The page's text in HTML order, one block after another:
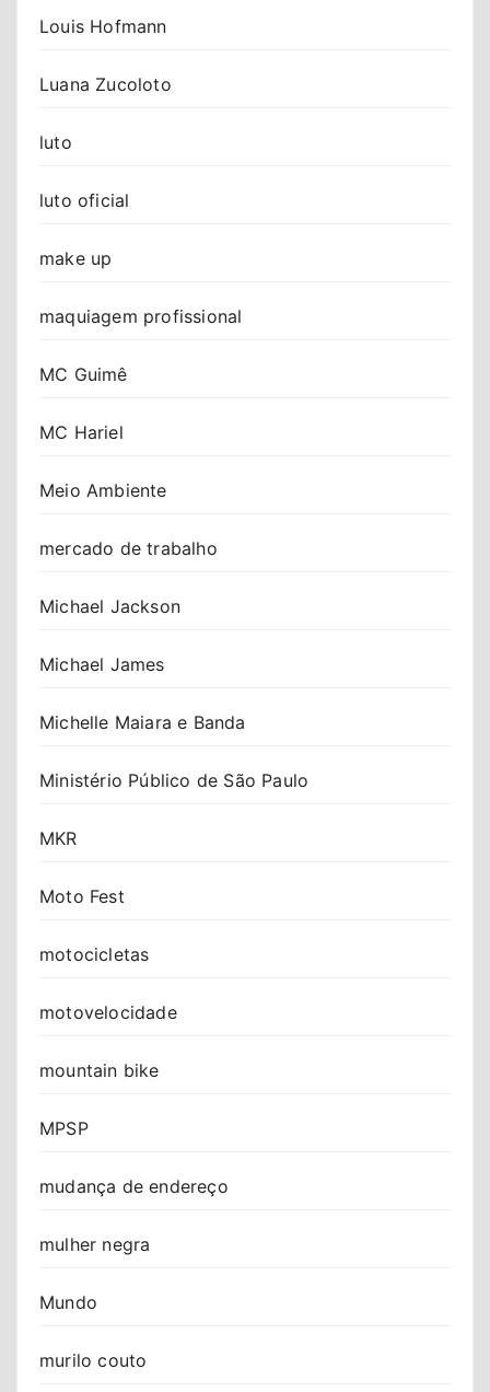
Louis Hofmann
Luana Zucoloto
luto
luto oficial
make up
maquiagem profissional
MC Guimê
MC Hariel
Meio Ambiente
mercado de trabalho
Michael Jackson
Michael James
Michelle Maiara e Banda
Ministério Público de São Paulo
MKR
Moto Fest
motocicletas
motovelocidade
mountain bike
MPSP
mudança de endereço
mulher negra
Mundo
murilo couto